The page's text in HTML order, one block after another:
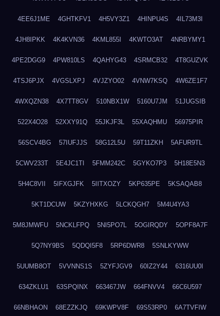
4EE6J1ME 4GHTKFV1 4H5VY3Z1 4HINPU4S 4IL73M3I
4JH8IPKK 4K4KVN36 4KML855I 4KWTO3AT 4NRBYMY1
4PE2DGG9 4PW810LS 4QAHYG43 4SRMCB32 4T8GUZVK
4TSJ6PJX 4VGSLXPJ 4VJZYO02 4VNW7KSQ 4W6ZE1F7
4WXQZN38 4X7TT8GV 510NBX1W 5160U7JM 51JUGSIB
522X4O28 52XXY91Q 55JKJF3L 55XAQHMU 56975PIR
56SCV4BG 57IUFJJS 58G12L5U 59T11ZKH 5AFUR9TL
5CWV233T 5E4JC1TI 5FMM242C 5GYKO7P3 5H18E5N3
5H4C8VII 5IFXGJFK 5IITXOZY 5KP635PE 5KSAQAB8
5KT1DCUW 5KZYHXKG 5LCKQGH7 5M4U4YA3
5M8JMWFU 5NCKLFPQ 5NI5PO7L 5OGIRQDY 5OPF8A7F
5Q7NY9BS 5QDQI5F8 5RP6DWR8 5SNLKYWW
5UUMB8OT 5VVNNS1S 5ZYFJGV9 60IZ2Y44 6316UU0I
634ZKLU1 63SPQINX 663467JW 664FNVV4 66C6U597
66NBHAON 68EZZKJQ 69KWPV8F 69S53RP0 6A7TVFIW